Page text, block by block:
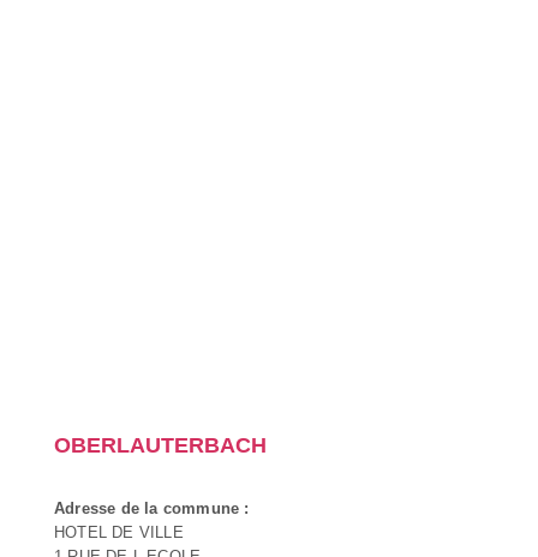
OBERLAUTERBACH
Adresse de la commune :
HOTEL DE VILLE